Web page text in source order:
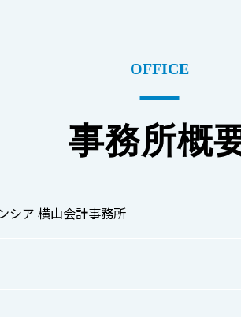
OFFICE
事務所概
シア 横山会計事務所